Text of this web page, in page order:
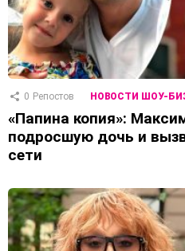
0 Репостов НОВОСТИ ШОУ-
«Папина копия»:
подросшую дочь и
сети